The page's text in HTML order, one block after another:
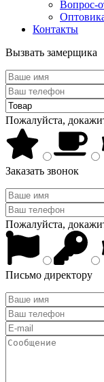
Вопрос-
Контакты
Вызвать замерщика
Пожалуйста,
Заказать звонок
Пожалуйста,
Письмо директору